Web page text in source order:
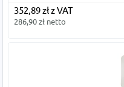
352,89 zł z VAT
286,90 zł netto